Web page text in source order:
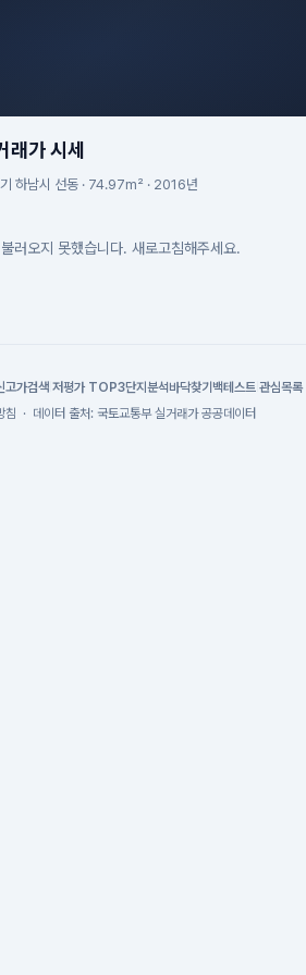
가 시세
하남시 선동 · 74.97m² · 2016년
러오지 못했습니다. 새로고침해주세요.
고가검색 저평가 TOP3단지분석 바닥찾기 백테스트 관심목록
침 · 데이터 출처: 국토교통부 실거래가 공공데이터